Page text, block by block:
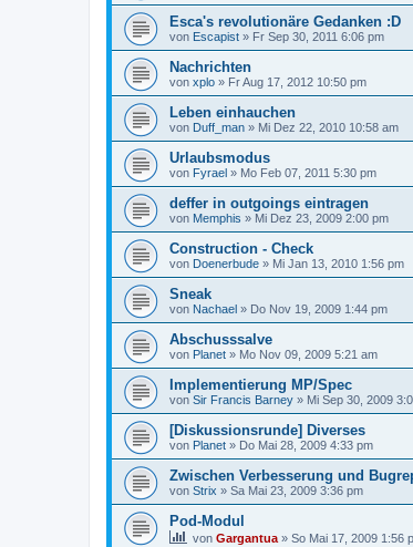
Esca's revolutionäre Gedanken :D
von Escapist » Fr Sep 30, 2011 6:06 pm
Nachrichten
von xplo » Fr Aug 17, 2012 10:50 pm
Leben einhauchen
von Duff_man » Mi Dez 22, 2010 10:58 am
Urlaubsmodus
von Fyrael » Mo Feb 07, 2011 5:30 pm
deffer in outgoings eintragen
von Memphis » Mi Dez 23, 2009 2:00 pm
Construction - Check
von Doenerbude » Mi Jan 13, 2010 1:56 pm
Sneak
von Nachael » Do Nov 19, 2009 1:44 pm
Abschusssalve
von Planet » Mo Nov 09, 2009 5:21 am
Implementierung MP/Spec
von Sir Francis Barney » Mi Sep 30, 2009
[Diskussionsrunde] Diverses
von Planet » Do Mai 28, 2009 4:33 pm
Zwischen Verbesserung und
von Strix » Sa Mai 23, 2009 3:36 pm
Pod-Modul
von Gargantua » So Mai 17, 2009 1:56